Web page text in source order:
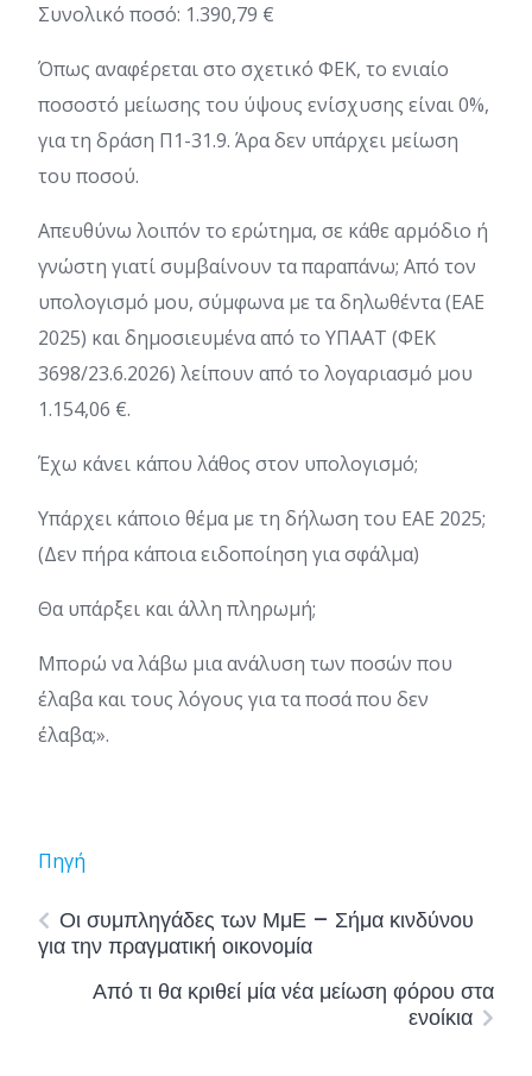
Συνολικό ποσό: 1.390,79 €
Όπως αναφέρεται στο σχετικό ΦΕΚ, το ενιαίο
ποσοστό μείωσης του ύψους ενίσχυσης είναι 0%,
για τη δράση Π1-31.9. Άρα δεν υπάρχει μείωση
του ποσού.
Απευθύνω λοιπόν το ερώτημα, σε κάθε αρμόδιο ή
γνώστη γιατί συμβαίνουν τα παραπάνω; Από τον
υπολογισμό μου, σύμφωνα με τα δηλωθέντα (ΕΑΕ
2025) και δημοσιευμένα από το ΥΠΑΑΤ (ΦΕΚ
3698/23.6.2026) λείπουν από το λογαριασμό μου
1.154,06 €.
Έχω κάνει κάπου λάθος στον υπολογισμό;
Υπάρχει κάποιο θέμα με τη δήλωση του ΕΑΕ 2025;
(Δεν πήρα κάποια ειδοποίηση για σφάλμα)
Θα υπάρξει και άλλη πληρωμή;
Μπορώ να λάβω μια ανάλυση των ποσών που
έλαβα και τους λόγους για τα ποσά που δεν
έλαβα;».
Πηγή
Οι συμπληγάδες των ΜμΕ – Σήμα κινδύνου
για την πραγματική οικονομία
Από τι θα κριθεί μία νέα μείωση φόρου στα
ενοίκια